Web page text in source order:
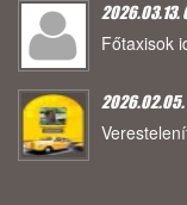
2026.03.13.
Főtaxisok